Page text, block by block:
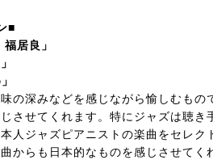
■
居良」
味の深みなどを感じながら愉しむもの
させてくれます。特にジャズは聴
人ジャズピアニストの楽曲をセレク
からも日本的なものを感じさせてく